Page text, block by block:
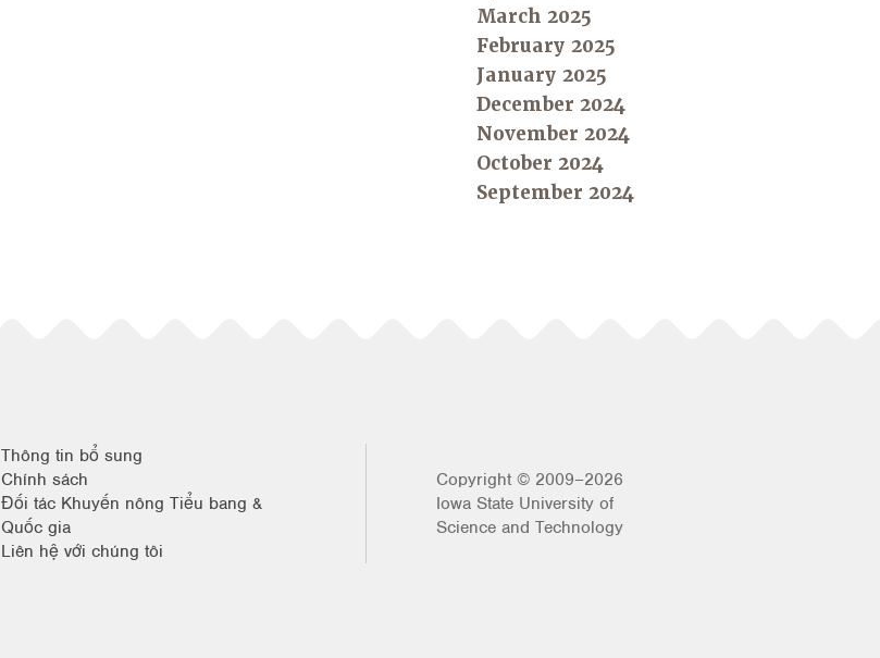
March 2025
February 2025
January 2025
December 2024
November 2024
October 2024
September 2024
Thông tin bổ sung
Chính sách
Đối tác Khuyến nông Tiểu bang &
Quốc gia
Liên hệ với chúng tôi
Copyright © 2009–2026
Iowa State University of
Science and Technology